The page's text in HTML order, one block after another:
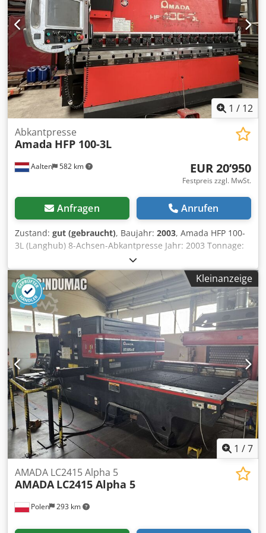
1 / 12
Aalten 582 km
Abkantpresse
Amada HFP 100-3L
EUR 20’950
Festpreis zzgl. MwSt.
Anfragen Anrufen
Zustand: gut (gebraucht), Baujahr: 2003, Amada HFP 100-
3L (Langhub) 8-Achsen-Abkantpresse Jahr: 2003 Tonnage:
100 Tonnen Max. Biegelänge: 3110 mm Standardhub: 350
mm Anfahrgeschwindigkeit: 100 mm/Sek
Biegegeschwindigkeit: 10 mm/Sek
Rücklaufgeschwindigkeit: 100 mm/Sek Gewicht: 7100 kg
Abmessungen Maschinenlänge: 4498 mm
Maschinenbreite: 2450 mm Strahlbreite: 60 mm Abstand
zwischen den Seitenrahmen: 2705 mm Maschinenhöhe:
2860 mm Offene Höhe: 620 mm CNC-Steuerungstyp: AMNC
Cedpfx Aevn S I Demzsrf Anzeige: Touchscreen Akas
Lasersicherheit Lenkachsen: 8 Achsen, Y1, Y2, X1, X2, R1,
R2, Z1, Z2 Dokumentation verfügbar Winkelmesssystem
Digipro Lieferung mit 1 Werkzeugsatz
Kleinanzeige
1 /7
Polen 293 km
AMADA LC2415 Alpha 5
AMADA LC2415 Alpha 5